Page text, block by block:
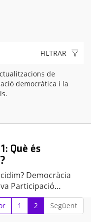
FILTRAR
de
democràtica i la
Què és
Democràcia
Participació…
1 2 Següent